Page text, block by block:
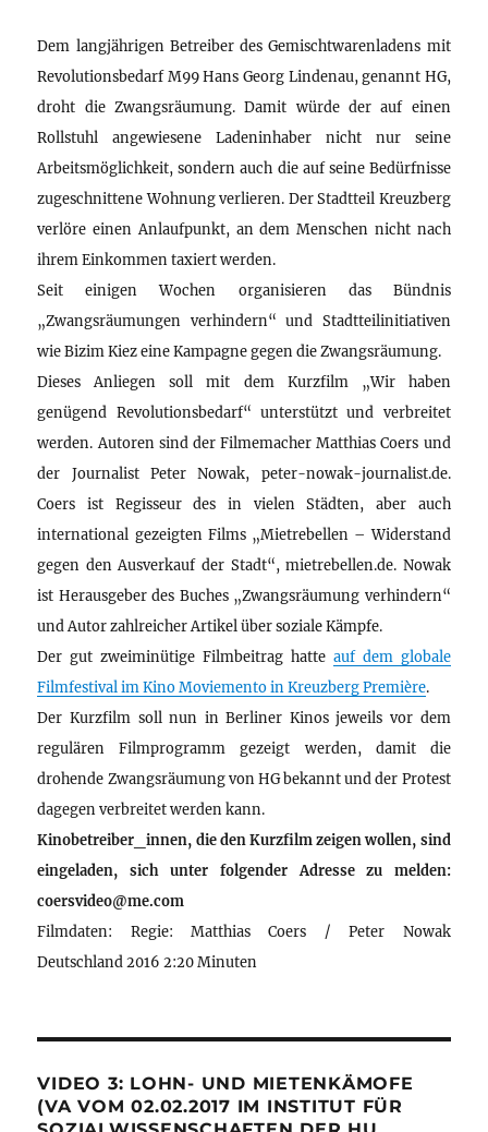
Dem langjährigen Betreiber des Gemischtwarenladens mit
Revolutionsbedarf M99 Hans Georg Lindenau, genannt HG,
droht die Zwangsräumung. Damit würde der auf einen
Rollstuhl angewiesene Ladeninhaber nicht nur seine
Arbeitsmöglichkeit, sondern auch die auf seine Bedürfnisse
zugeschnittene Wohnung verlieren. Der Stadtteil Kreuzberg
verlöre einen Anlaufpunkt, an dem Menschen nicht nach
ihrem Einkommen taxiert werden.
Seit einigen Wochen organisieren das Bündnis
„Zwangsräumungen verhindern“ und Stadtteilinitiativen
wie Bizim Kiez eine Kampagne gegen die Zwangsräumung.
Dieses Anliegen soll mit dem Kurzfilm „Wir haben
genügend Revolutionsbedarf“ unterstützt und verbreitet
werden. Autoren sind der Filmemacher Matthias Coers und
der Journalist Peter Nowak, peter-nowak-journalist.de.
Coers ist Regisseur des in vielen Städten, aber auch
international gezeigten Films „Mietrebellen – Widerstand
gegen den Ausverkauf der Stadt“, mietrebellen.de. Nowak
ist Herausgeber des Buches „Zwangsräumung verhindern“
und Autor zahlreicher Artikel über soziale Kämpfe.
Der gut zweiminütige Filmbeitrag hatte auf dem globale
Filmfestival im Kino Moviemento in Kreuzberg Première.
Der Kurzfilm soll nun in Berliner Kinos jeweils vor dem
regulären Filmprogramm gezeigt werden, damit die
drohende Zwangsräumung von HG bekannt und der Protest
dagegen verbreitet werden kann.
Kinobetreiber_innen, die den Kurzfilm zeigen wollen, sind
eingeladen, sich unter folgender Adresse zu melden:
coersvideo@me.com
Filmdaten: Regie: Matthias Coers / Peter Nowak
Deutschland 2016 2:20 Minuten
VIDEO 3: LOHN- UND MIETENKÄMOFE
(VA VOM 02.02.2017 IM INSTITUT FÜR